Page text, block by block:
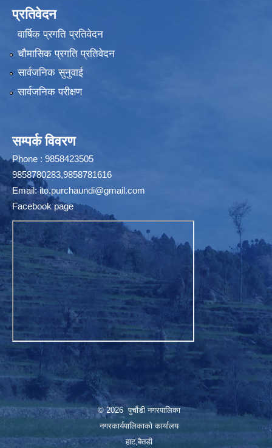
प्रतिवेदन
वार्षिक प्रगति प्रतिवेदन
चौमासिक प्रगति प्रतिवेदन
सार्वजनिक सुनुवाई
सार्वजनिक परीक्षण
सम्पर्क विवरण
Phone : 9858423505
9858780283,9858781616
Email:ito.purchaundi@gmail.com
Facebook page
© 2026 पुर्चौडी नगरपालिका
नगरकार्यपालिकाकाे कार्यालय
हाट,बैतडी